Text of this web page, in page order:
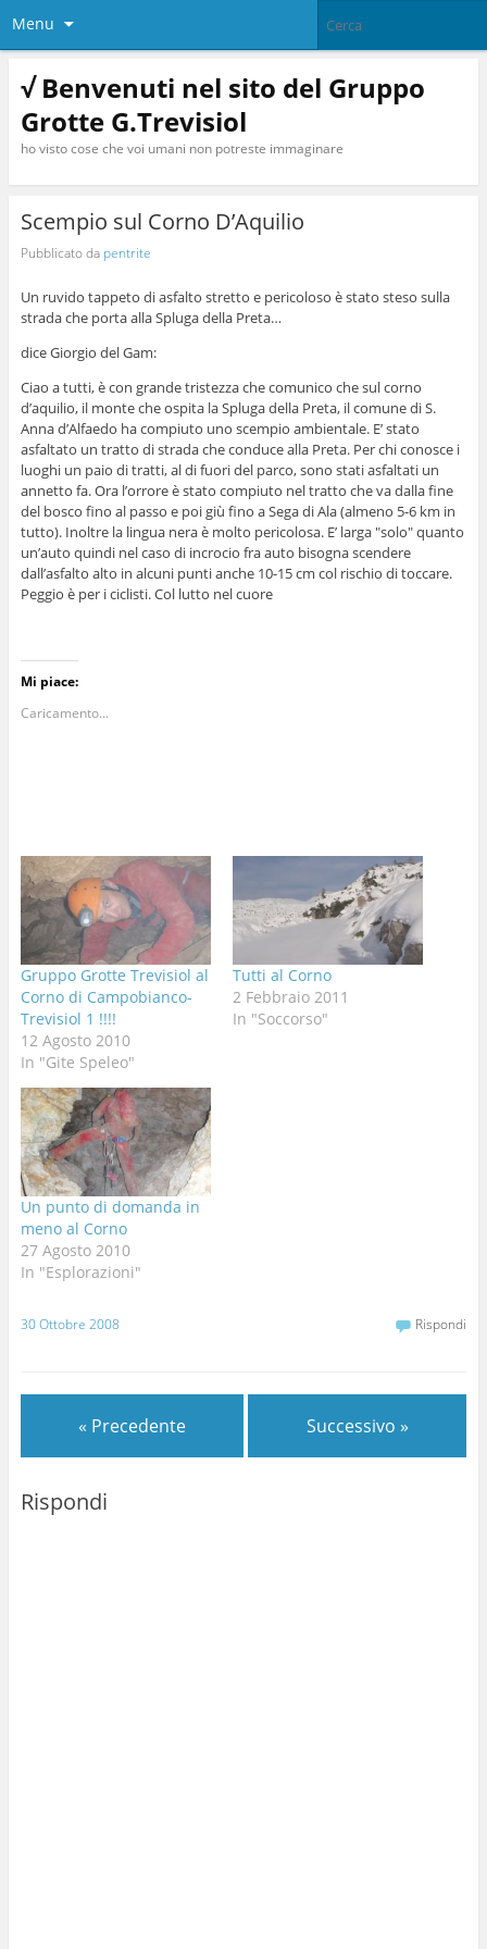
Menu
√ Benvenuti nel sito del Gruppo
Grotte G.Trevisiol
ho visto cose che voi umani non potreste immaginare
Scempio sul Corno D’Aquilio
Pubblicato da pentrite
Un ruvido tappeto di asfalto stretto e pericoloso è stato steso sulla
strada che porta alla Spluga della Preta…
dice Giorgio del Gam:
Ciao a tutti, è con grande tristezzache comunico che sul corno
d’aquilio, il monte che ospita la Spluga della Preta, il comune di S.
Anna d’Alfaedo ha compiuto uno scempio ambientale. E’ stato
asfaltato un tratto di strada che conduce alla Preta. Per chi conosce i
luoghi un paio di tratti, al di fuori del parco, sono stati asfaltati un
annetto fa. Ora l’orrore è stato compiuto nel tratto che va dalla fine
del bosco fino al passo e poi giù fino a Sega di Ala (almeno 5-6 km in
tutto). Inoltre la lingua nera è molto pericolosa. E’ larga "solo" quanto
un’auto quindi nel caso di incrocio fra auto bisogna scendere
dall’asfalto alto in alcuni punti anche 10-15 cm col rischio di toccare.
Peggio è per i ciclisti. Col lutto nel cuore
Mi piace:
Caricamento...
Gruppo Grotte Trevisiol al
Corno di Campobianco-
Trevisiol 1 !!!!
12 Agosto 2010
In "Gite Speleo"
Tutti al Corno
2 Febbraio 2011
In "Soccorso"
Un punto di domanda in
meno al Corno
27 Agosto 2010
In "Esplorazioni"
30 Ottobre 2008 Rispondi
« Precedente Successivo »
Rispondi